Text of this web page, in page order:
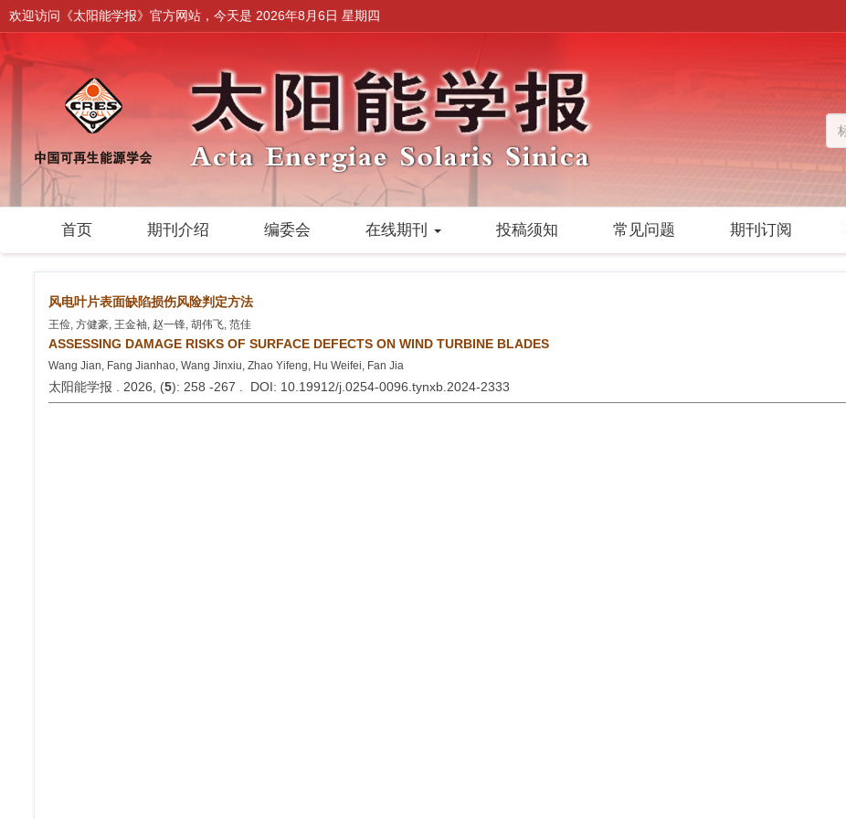
欢迎访问《太阳能学报》官方网站，今天是 2026年8月6日 星期四
首页 期刊介绍 编委会 在线期刊 投稿须知 常见问题 期刊订阅
风电叶片表面缺陷损伤风险判定方法
王俭, 方健豪, 王金袖, 赵一锋, 胡伟飞, 范佳
ASSESSING DAMAGE RISKS OF SURFACE DEFECTS ON WIND TURBINE BLADES
Wang Jian, Fang Jianhao, Wang Jinxiu, Zhao Yifeng, Hu Weifei, Fan Jia
太阳能学报 . 2026, (5): 258 -267 . DOI: 10.19912/j.0254-0096.tynxb.2024-2333